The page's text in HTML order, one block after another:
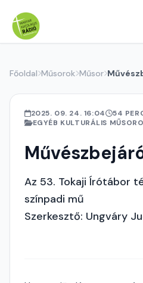
Főoldal Műsorok Műsor
2025. 09. 24. 16:04
54
EGYÉB KULTURÁLIS
Az 53. Tokaji Írótábor
színpadi mű
Szerkesztő: Ungváry